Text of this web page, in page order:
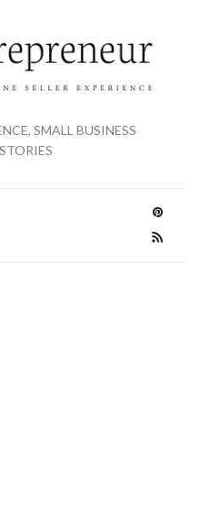
SMALL BUSINESS